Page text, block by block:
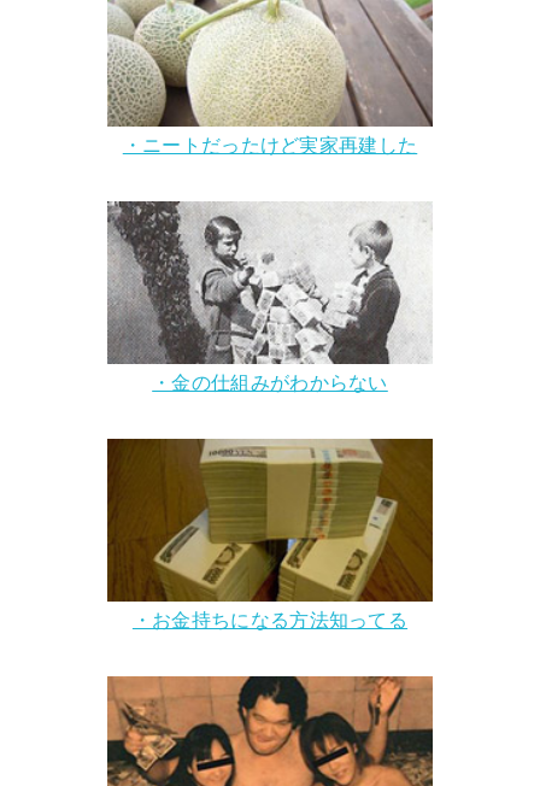
・ニートだったけど実家再建した
・金の仕組みがわからない
・お金持ちになる方法知ってる